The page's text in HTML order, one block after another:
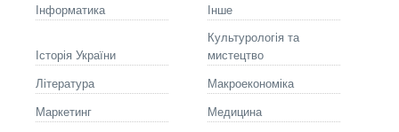
Інформатика Інше
Історія України
Культурологія та
мистецтво
Літературa Макроекономіка
Маркетинг Медицина